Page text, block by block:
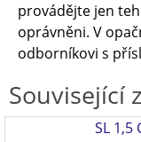
provádějte jen
oprávněni. V
odborníkovi s
Související
SL 1,5